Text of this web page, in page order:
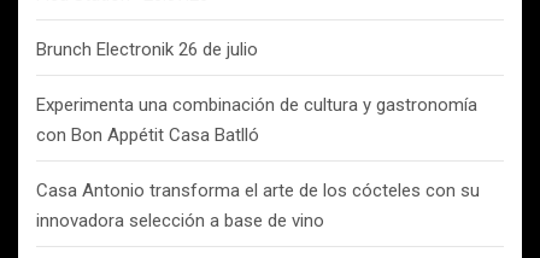
Brunch Electronik 26 de julio
Experimenta una combinación de cultura y gastronomía
con Bon Appétit Casa Batlló
Casa Antonio transforma el arte de los cócteles con su
innovadora selección a base de vino